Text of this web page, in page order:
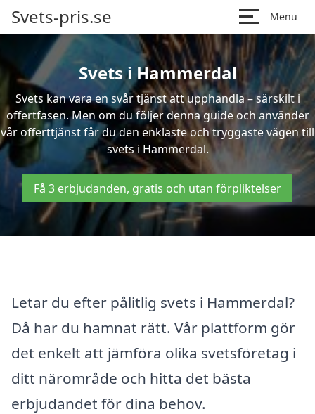
Svets-pris.se Menu
Svets i Hammerdal
Svets kan vara en svår tjänst att upphandla – särskilt i
offertfasen. Men om du följer denna guide och använder
vår offerttjänst får du den enklaste och tryggaste vägen till
svets i Hammerdal.
Få 3 erbjudanden, gratis och utan förpliktelser
Letar du efter pålitlig svets i Hammerdal?
Då har du hamnat rätt. Vår plattform gör
det enkelt att jämföra olika svetsföretag i
ditt närområde och hitta det bästa
erbjudandet för dina behov.